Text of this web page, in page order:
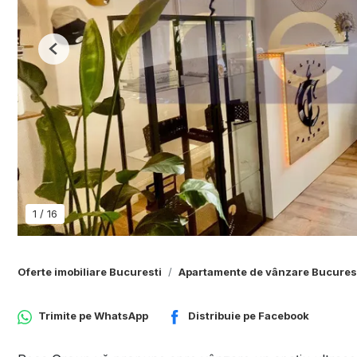
1 / 16
Previous
Oferte imobiliare Bucuresti Apartamente de vânzare
Trimite peWhatsApp Distribuie pe Facebook